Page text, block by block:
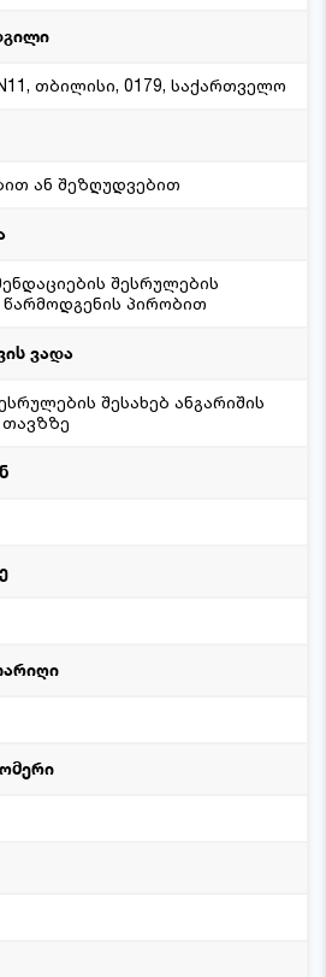
თბილისი, 0179, საქართველო
ან შეზღუდვებით
შესრულების
პირობით
ვადა
შესახებ ანგარიშის